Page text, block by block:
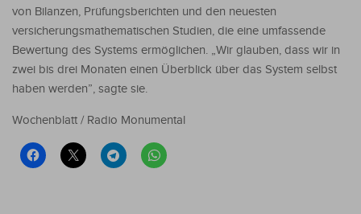
von Bilanzen, Prüfungsberichten und den neuesten
versicherungsmathematischen Studien, die eine umfassende
Bewertung des Systems ermöglichen. „Wir glauben, dass wir in
zwei bis drei Monaten einen Überblick über das System selbst
haben werden”, sagte sie.
Wochenblatt / Radio Monumental